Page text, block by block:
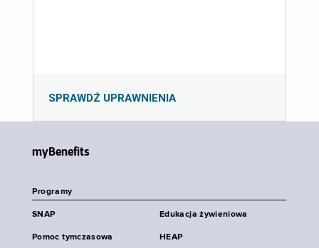
SPRAWDŹ UPRAWNIENIA
myBenefits
Programy
SNAP Edukacja żywieniowa
Pomoc tymczasowa HEAP